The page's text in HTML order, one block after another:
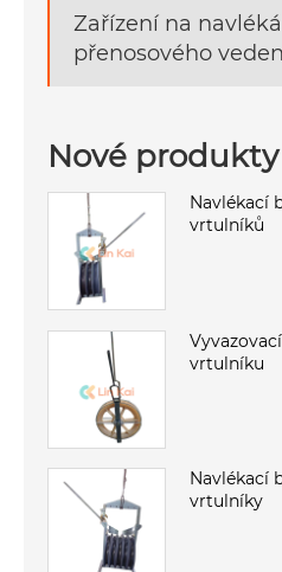
Zařízení na
přenosového
Nové produkty
Navlékací
vrtulníků
vrtulníku
Navlékací
vrtulníky